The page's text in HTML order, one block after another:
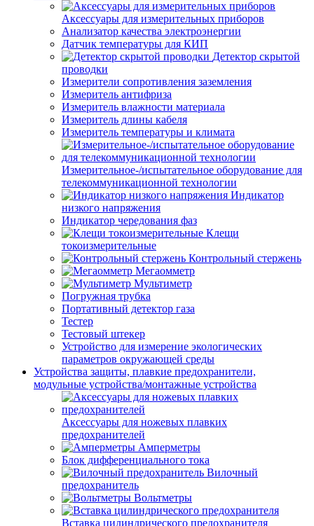
Аксессуары для измерительных приборов
Анализатор качества электроэнергии
Датчик температуры для КИП
Детектор скрытой
проводки
Измерители сопротивления заземления
Измеритель антифриза
Измеритель влажности материала
Измеритель длины кабеля
Измеритель температуры и климата
Измерительное-/испытательное оборудование для
телекоммуникационной технологии
Индикатор
низкого напряжения
Индикатор чередования фаз
Клещи
токоизмерительные
Контрольный стержень
Мегаомметр
Мультиметр
Погружная трубка
Портативный детектор газа
Тестер
Тестовый штекер
Устройство для измерение экологических
параметров окружающей среды
Устройства защиты, плавкие предохранители,
модульные устройства/монтажные устройства
Аксессуары для ножевых плавких
предохранителей
Амперметры
Блок дифференциального тока
Вилочный
предохранитель
Вольтметры
Вставка цилиндрического предохранителя